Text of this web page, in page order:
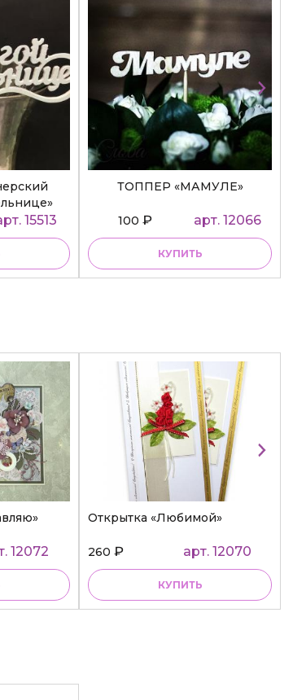
15513
ТОППЕР «МАМУЛЕ»
100₽ арт. 12066
КУПИТЬ
12072
Открытка «Любимой»
260₽ арт. 12070
КУПИТЬ